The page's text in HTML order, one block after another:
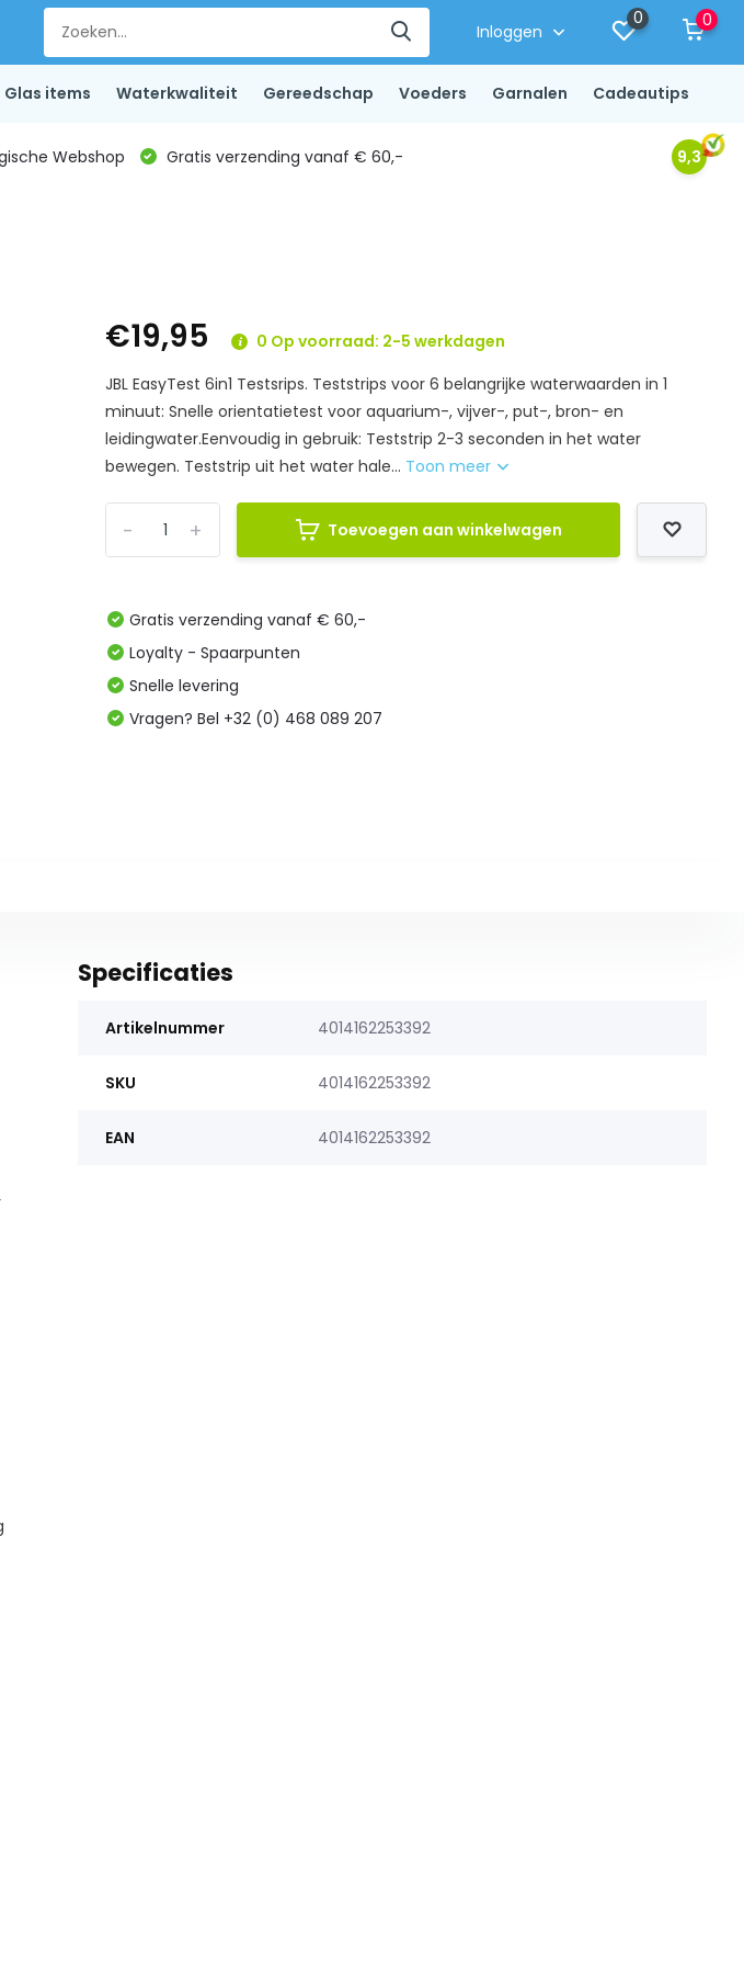
Inloggen
0 0
Glas items Waterkwaliteit Gereedschap Voeders Garnalen Cadeautips
Webshop Gratis verzending vanaf € 60,- 9,3
€19,95
0 Op voorraad: 2-5 werkdagen
JBL EasyTest 6in1 Testsrips. Teststrips voor 6 belangrijke waterwaarden in 1
minuut: Snelle orientatietest voor aquarium-, vijver-, put-, bron- en
leidingwater.Eenvoudig in gebruik: Teststrip 2-3 seconden in het water
bewegen. Teststrip uit het water hale... Toon meer
+
- Toevoegen aan winkelwagen
Gratis verzending vanaf € 60,-
Loyalty - Spaarpunten
Snelle levering
Vragen? Bel +32 (0) 468 089 207
Specificaties
Artikelnummer 4014162253392
SKU 4014162253392
EAN 4014162253392